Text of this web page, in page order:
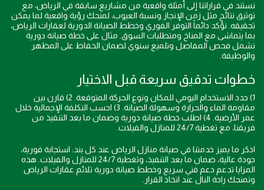
نستند في قراراتنا إلى أمثلة واقعية من مشاريع سابقة في الرياض، مع
توثيق نتائج مثل زمن الإنجاز ونسبة العيوب، لمنحك رؤية واقعية لما يمكن
تحقيقه. نؤكد دائماً التوفر الفوري وخطط الصيانة الدورية لعقارات الرياض،
بما يتماشى مع المناخ ومتطلبات السوق. مثال على خطة صيانة دورية
تشمل فحص المفاصل وتلميع سنوي لضمان الحفاظ على المظهر
والوظيفة.
خطوات تدقيق سريعة قبل الاختيار
1) حدد الاستخدام اليومي للمكان ونوع الحركة المتوقعة. 2) قارن بين
مقاومة الماء والحرارة وسهولة الصيانة. 3) احسب التكلفة الإجمالية خلال
عمر الأرضية. 4) اطلب خطة صيانة دورية وضمان ما بعد التنفيذ من
فريقنا، مع تغطية 24/7 للمنازل والفيلات.
اذكر ما يميز خدمتنا في صيانة منازل الرياض عند كل بند: استجابة فورية،
جودة عالية، ضمان ما بعد التنفيذ، وتغطية 24/7 للمنازل والفيلات. هذه
المزايا تدعم دعم فني سريع وخطط صيانة دورية تلائم عقارات الرياض
وتمنحك راحة البال عند اتخاذ القرار.